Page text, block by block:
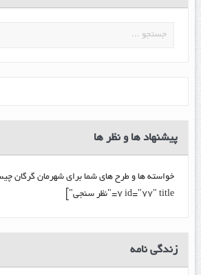
پیشنهاد ها و نظر ها
7 id="77" title="نظر سنجی"]
زندگي نامه